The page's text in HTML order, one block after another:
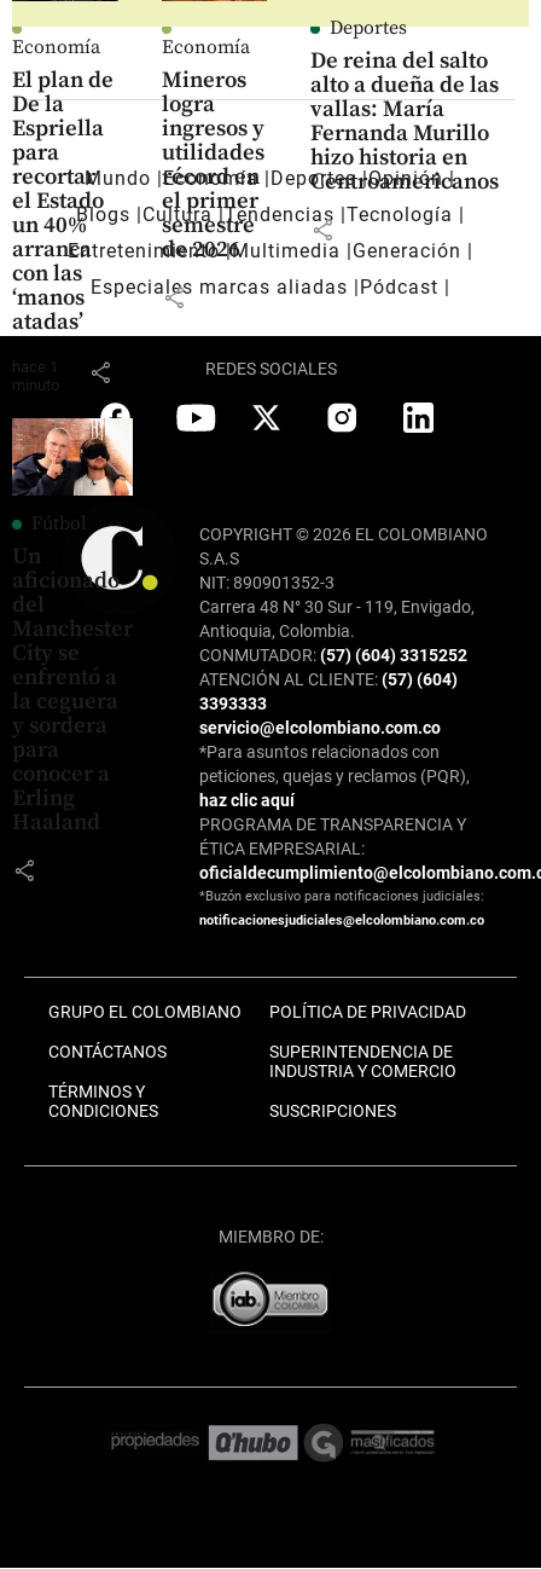
Economía
El plan de
De la
Espriella
para
recortar
el Estado
un 40%
arranca
con las
‘manos
atadas’
hace 1
minuto
share
Economía
Mineros
logra
ingresos y
utilidades
récord en
el primer
semestre
de 2026
share
Deportes
De reina del salto
alto a dueña de las
vallas: María
Fernanda Murillo
hizo historia en
Centroamericanos
share
Fútbol
Un
aficionado
del
Manchester
City se
enfrentó a
la ceguera
y sordera
para
conocer a
Erling
Haaland
share
Mundo Economía Deportes Opinión
Blogs
Cultura Tendencias Tecnología
Entretenimiento Multimedia
Generación
Especiales marcas aliadas
Pódcast
REDES SOCIALES
COPYRIGHT © 2026 EL COLOMBIANO
S.A.S
NIT: 890901352-3
Carrera 48 N° 30 Sur - 119, Envigado,
Antioquia, Colombia.
CONMUTADOR:(57) (604) 3315252
ATENCIÓN AL CLIENTE:(57) (604)
3393333
servicio@elcolombiano.com.co
*Para asuntos relacionados con
peticiones, quejas y reclamos (PQR),
haz clic aquí
PROGRAMA DE TRANSPARENCIA Y
ÉTICA EMPRESARIAL:
*Buzón exclusivo para notificaciones judiciales:
notificacionesjudiciales@elcolombiano.com.co
GRUPO EL COLOMBIANO
CONTÁCTANOS
TÉRMINOS Y
CONDICIONES
POLÍTICA DE PRIVACIDAD
SUPERINTENDENCIA DE
INDUSTRIA Y COMERCIO
SUSCRIPCIONES
MIEMBRO DE: